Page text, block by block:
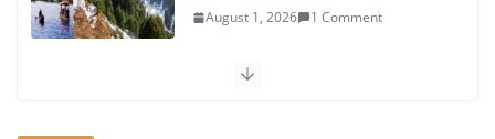
August 1, 2026 1 Comment
वजन घटाने के लिए 8 बेहतरीन वॉकिंग